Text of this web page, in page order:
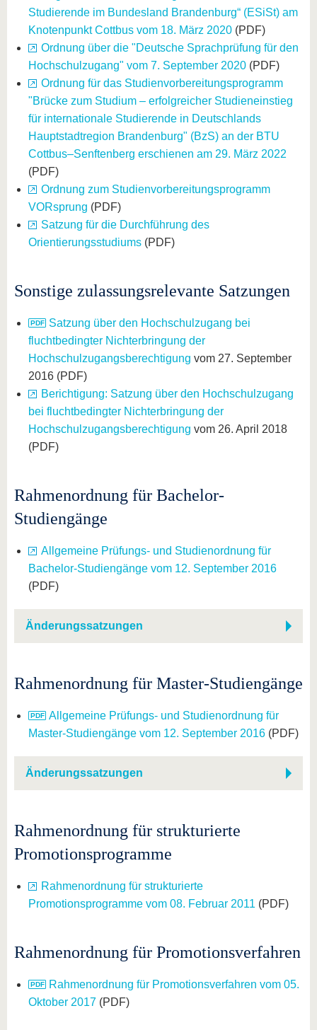
Studierende im Bundesland Brandenburg“ (ESiSt) am
Knotenpunkt Cottbus vom 18. März 2020 (PDF)
Ordnung über die "Deutsche Sprachprüfung für den
Hochschulzugang" vom 7. September 2020 (PDF)
Ordnung für das Studienvorbereitungsprogramm
"Brücke zum Studium – erfolgreicher Studieneinstieg
für internationale Studierende in Deutschlands
Hauptstadtregion Brandenburg" (BzS) an der BTU
Cottbus–Senftenberg erschienen am 29. März 2022
(PDF)
Ordnung zum Studienvorbereitungsprogramm
VORsprung (PDF)
Satzung für die Durchführung des
Orientierungsstudiums (PDF)
Sonstige zulassungsrelevante Satzungen
Satzung über den Hochschulzugang bei
fluchtbedingter Nichterbringung der
Hochschulzugangsberechtigung vom 27. September
2016 (PDF)
Berichtigung: Satzung über den Hochschulzugang
bei fluchtbedingter Nichterbringung der
Hochschulzugangsberechtigung vom 26. April 2018
(PDF)
Rahmenordnung für Bachelor-
Studiengänge
Allgemeine Prüfungs- und Studienordnung für
Bachelor-Studiengänge vom 12. September 2016
(PDF)
Änderungssatzungen
Rahmenordnung für Master-Studiengänge
Allgemeine Prüfungs- und Studienordnung für
Master-Studiengänge vom 12. September 2016 (PDF)
Änderungssatzungen
Rahmenordnung für strukturierte
Promotionsprogramme
Rahmenordnung für strukturierte
Promotionsprogramme vom 08. Februar 2011 (PDF)
Rahmenordnung für Promotionsverfahren
Rahmenordnung für Promotionsverfahren vom 05.
Oktober 2017 (PDF)